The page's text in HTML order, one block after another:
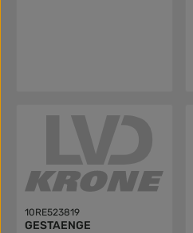
10RE523819
GESTAENGE